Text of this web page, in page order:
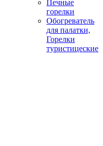
Печные
горелки
Обогреватель
для палатки,
Горелки
туристицеские